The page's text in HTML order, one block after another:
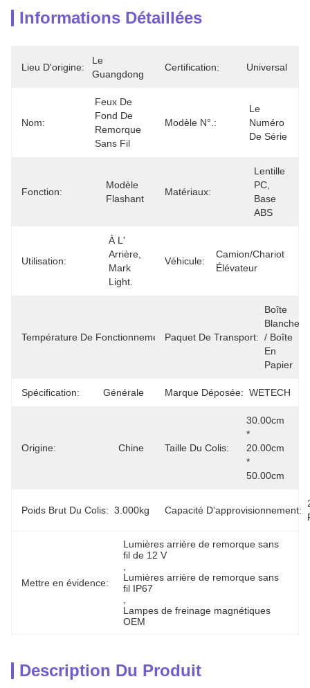
Informations Détaillées
Lieu D'origine:
Le
Guangdong
Certification: Universal
Nom:
Feux De
Fond De
Remorque
Sans Fil
Modèle N°.:
Le
Numéro
De Série
Fonction:
Modèle
Flashant
Matériaux:
Lentille
PC,
Base
ABS
Utilisation:
À L'
Arrière,
Mark
Light.
Véhicule:
Camion/chariot
Élévateur
Température De Fonctionnement: À
Paquet De Transport:
Boîte
Blanche
/ Boîte
En
Papier
Spécification: Générale Marque Déposée: WETECH
Origine: Chine Taille Du Colis:
30.00cm
*
20.00cm
*
50.00cm
Poids Brut Du Colis: 3.000kg Capacité D'approvisionnement:
Mettre en évidence:
Lumières arrière de remorque sans
fil de 12 V
Lumières arrière de remorque sans
fil IP67
Lampes de freinage magnétiques
OEM
Description Du Produit